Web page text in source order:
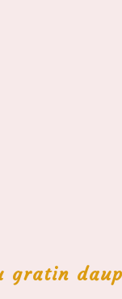
gratin